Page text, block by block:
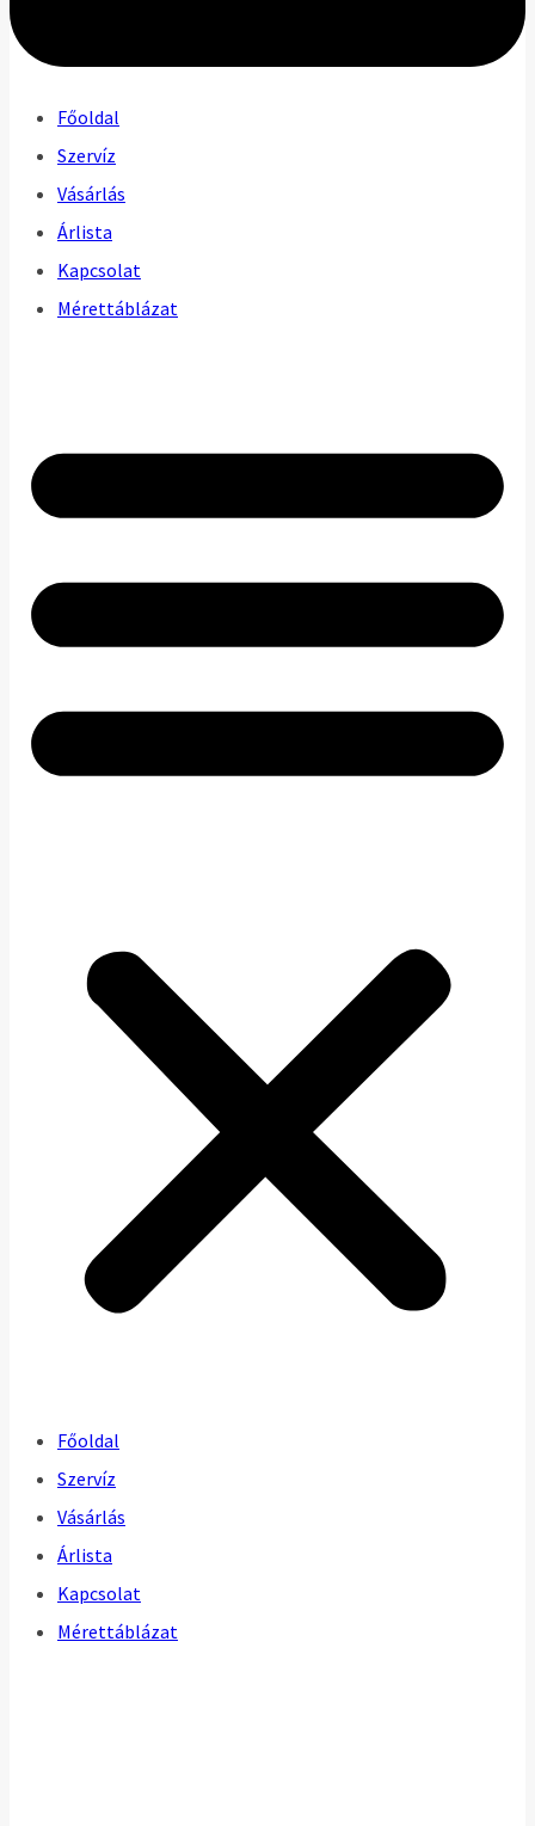
Főoldal
Szervíz
Vásárlás
Árlista
Kapcsolat
Mérettáblázat
Főoldal
Szervíz
Vásárlás
Árlista
Kapcsolat
Mérettáblázat